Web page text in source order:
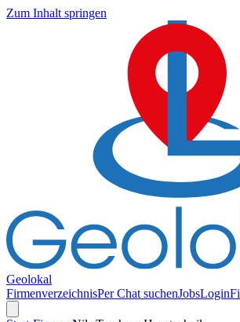
Zum Inhalt springen
Geolokal
FirmenverzeichnisPer Chat suchenJobsLogin